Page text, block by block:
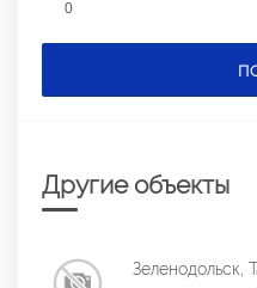
0
Другие объекты
Зеленодольск,